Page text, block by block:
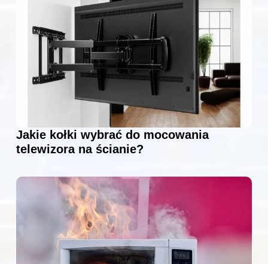
Jakie kołki wybrać do mocowania
telewizora na ścianie?